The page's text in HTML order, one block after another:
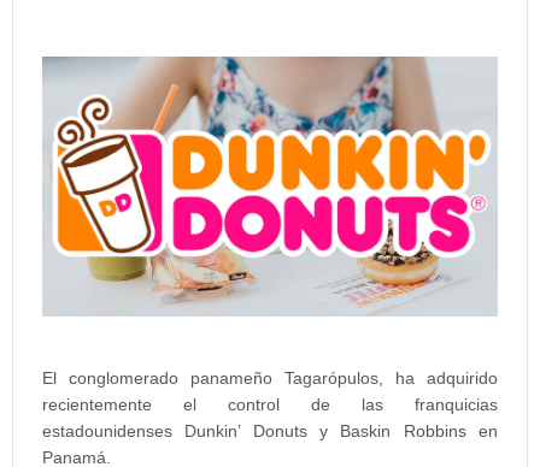
El conglomerado panameño Tagarópulos, ha adquirido
recientemente el control de las franquicias
estadounidenses Dunkin’ Donuts y Baskin Robbins en
Panamá.